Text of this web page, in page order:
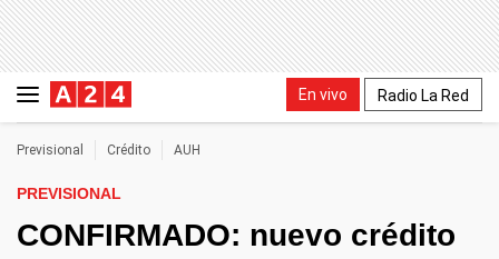
En vivo Radio La Red
Previsional Crédito AUH
PREVISIONAL
CONFIRMADO: nuevo crédito